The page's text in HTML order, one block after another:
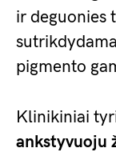
ir deguonies
pigmento
Klinikiniai
ankstyvuoju